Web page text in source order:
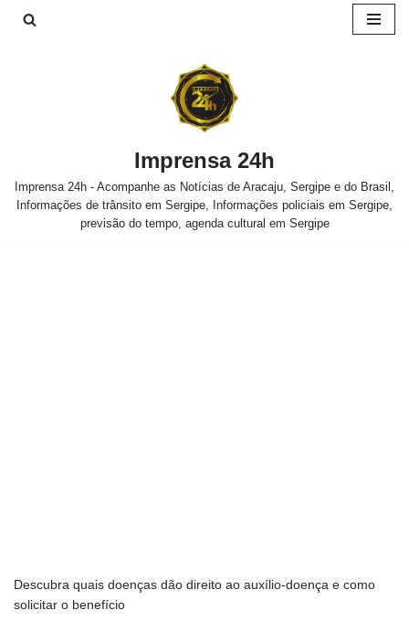
Imprensa 24h
Imprensa 24h - Acompanhe as Notícias de Aracaju, Sergipe e do Brasil,
Informações de trânsito em Sergipe, Informações policiais em Sergipe,
previsão do tempo, agenda cultural em Sergipe
Descubra quais doenças dão direito ao auxílio-doença e como
solicitar o benefício